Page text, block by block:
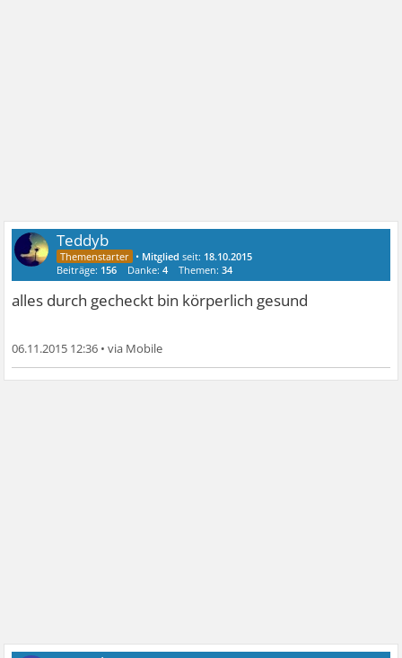
Teddyb
• Mitglied seit: 18.10.2015
Beiträge: 156 Danke:4 Themen:34
alles durch gecheckt bin körperlich gesund
06.11.2015 12:36 •